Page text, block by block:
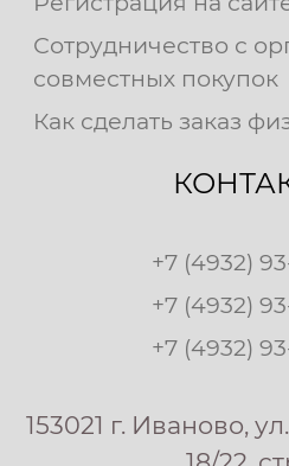
Сотрудничество с
совместных покупок
Как сделать заказ
+7 (4932)
+7 (4932)
+7 (4932)
153021 г. Иваново,